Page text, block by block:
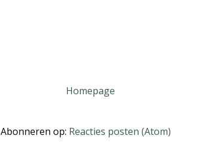
Homepage
Abonneren op: Reacties posten (Atom)